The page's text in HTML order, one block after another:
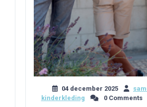
04 december 2025
kinderkleding
0 Comments